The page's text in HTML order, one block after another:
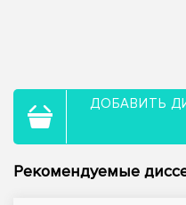
ДОБАВИТЬ
Рекомендуемые